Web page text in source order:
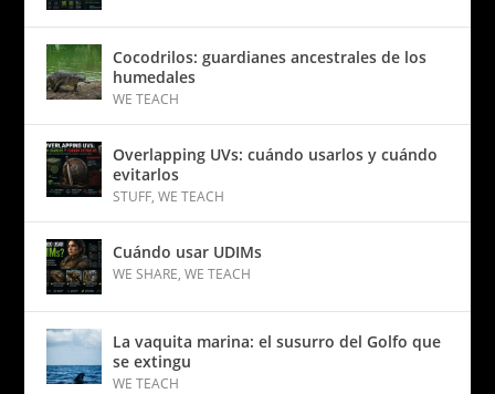
Cocodrilos: guardianes ancestrales de los
humedales
WE TEACH
Overlapping UVs: cuándo usarlos y cuándo
evitarlos
STUFF,WE TEACH
Cuándo usar UDIMs
WE SHARE,WE TEACH
La vaquita marina: el susurro del Golfo que
se extingu
WE TEACH